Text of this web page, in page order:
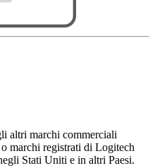
altri marchi commerciali
marchi registrati di Logitech
Stati Uniti e in altri Paesi.